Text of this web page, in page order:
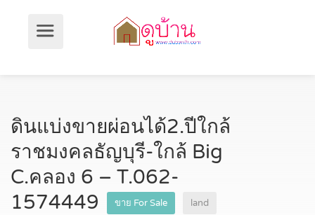
ดินแบ่งขายผ่อนได้2.ปีใกล้
ราชมงคลธัญบุรี-ใกล้ Big
C.คลอง 6 – T.062-
1574449
ขาย For Sale land